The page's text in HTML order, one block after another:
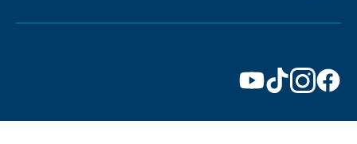
دكتور
بيكمان
دكتور
بيكمان
دكتور
بيكمان
دكتور
بيكمان